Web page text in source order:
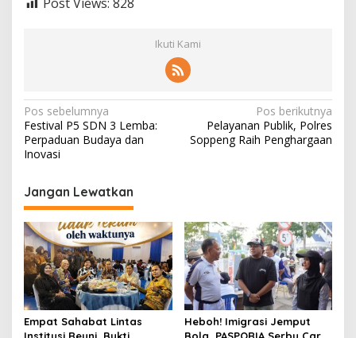
Ikuti Kami
Navigasi
pos
Pos sebelumnya
Festival P5 SDN 3 Lemba:
Perpaduan Budaya dan
Inovasi
Pos berikutnya
Pelayanan Publik, Polres
Soppeng Raih Penghargaan
Jangan Lewatkan
Empat Sahabat Lintas
Institusi Reuni, Bukti
Heboh! Imigrasi Jemput
Bola, PASPORIA Serbu Car